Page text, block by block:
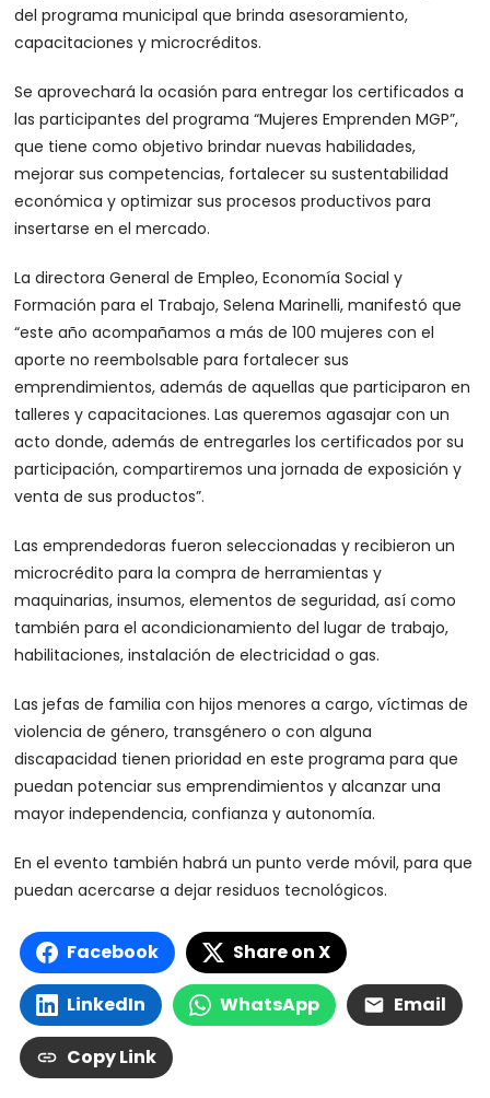
del programa municipal que brinda asesoramiento,
capacitaciones y microcréditos.
Se aprovechará la ocasión para entregar los certificados a
las participantes del programa “Mujeres Emprenden MGP”,
que tiene como objetivo brindar nuevas habilidades,
mejorar sus competencias, fortalecer su sustentabilidad
económica y optimizar sus procesos productivos para
insertarse en el mercado.
La directora General de Empleo, Economía Social y
Formación para el Trabajo, Selena Marinelli, manifestó que
“este año acompañamos a más de 100 mujeres con el
aporte no reembolsable para fortalecer sus
emprendimientos, además de aquellas que participaron en
talleres y capacitaciones. Las queremos agasajar con un
acto donde, además de entregarles los certificados por su
participación, compartiremos una jornada de exposición y
venta de sus productos”.
Las emprendedoras fueron seleccionadas y recibieron un
microcrédito para la compra de herramientas y
maquinarias, insumos, elementos de seguridad, así como
también para el acondicionamiento del lugar de trabajo,
habilitaciones, instalación de electricidad o gas.
Las jefas de familia con hijos menores a cargo, víctimas de
violencia de género, transgénero o con alguna
discapacidad tienen prioridad en este programa para que
puedan potenciar sus emprendimientos y alcanzar una
mayor independencia, confianza y autonomía.
En el evento también habrá un punto verde móvil, para que
puedan acercarse a dejar residuos tecnológicos.
Facebook Share on X
LinkedIn WhatsApp Email
Copy Link